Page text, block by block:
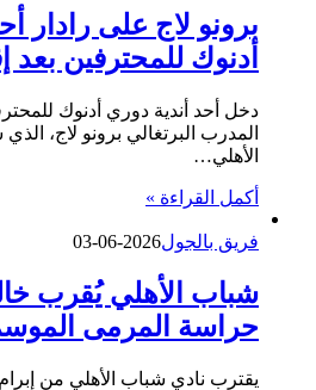
برونو لاج على رادار
أدنوك للمحترفين بعد
دخل أحد أندية دوري أدنوك
المدرب البرتغالي برونو لاج،
الأهلي…
أكمل القراءة »
فريق بالجول2026-06-03
شباب الأهلي يُقرب
حراسة المرمى
يقترب نادي شباب الأهلي من